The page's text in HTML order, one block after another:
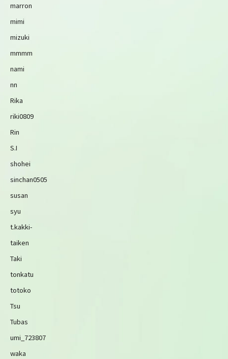
marron
mimi
mizuki
mmmm
nami
nn
Rika
riki0809
Rin
S.I
shohei
sinchan0505
susan
syu
t.kakki-
taiken
Taki
tonkatu
totoko
Tsu
Tubas
umi_723807
waka